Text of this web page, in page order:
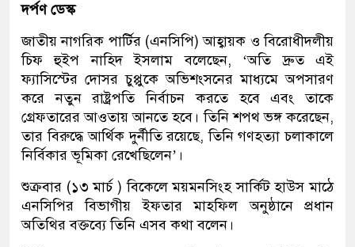
দর্পণ ডেস্ক
জাতীয় নাগরিক পার্টির (এনসিপি) আহ্বায়ক ও বিরোধীদলীয়
চিফ হুইপ নাহিদ ইসলাম বলেছেন, ‘অতি দ্রুত এই
ফ্যাসিস্টের দোসর চুপ্পুকে অভিশংসনের মাধ্যমে অপসারণ
করে নতুন রাষ্ট্রপতি নির্বাচন করতে হবে এবং তাকে
গ্রেফতারের আওতায় আনতে হবে। তিনি শপথ ভঙ্গ করেছেন,
তার বিরুদ্ধে আর্থিক দুর্নীতি রয়েছে, তিনি গণহত্যা চলাকালে
নির্বিকার ভূমিকা রেখেছিলেন’।
শুক্রবার (১৩ মার্চ ) বিকেলে ময়মনসিংহ সার্কিট হাউস মাঠে
এনসিপির বিভাগীয় ইফতার মাহফিল অনুষ্ঠানে প্রধান
অতিথির বক্তব্যে তিনি এসব কথা বলেন।